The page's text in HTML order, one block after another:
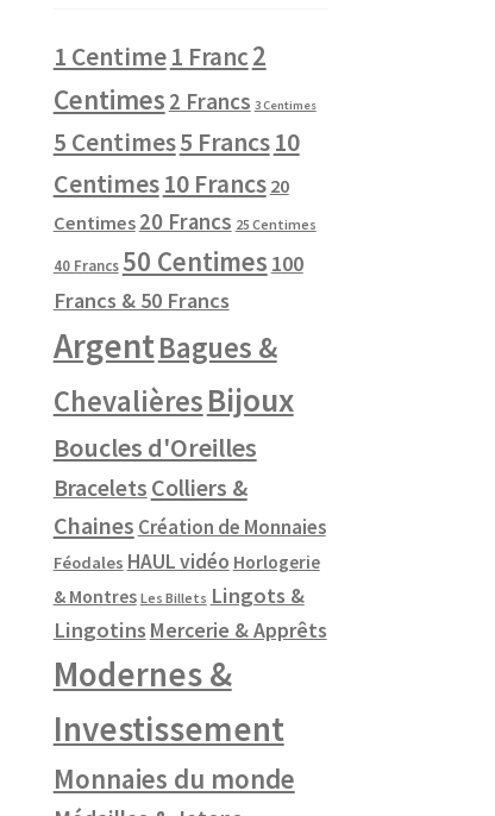
1 Centime1 Franc2
Centimes 2 Francs 3 Centimes
5 Centimes5 Francs10
Centimes10 Francs 20
Centimes 20 Francs 25 Centimes
40 Francs 50 Centimes 100
Francs & 50 Francs
ArgentBagues &
ChevalièresBijoux
Boucles d'Oreilles
Bracelets Colliers &
Chaines Création de Monnaies
Féodales HAUL vidéo Horlogerie
& Montres Les Billets Lingots &
Lingotins Mercerie & Apprêts
Modernes &
Investissement
Monnaies du monde